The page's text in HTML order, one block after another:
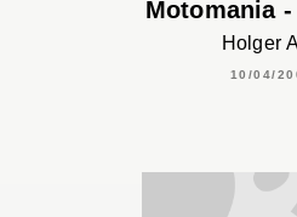
Motomania -
Holger
10/04/